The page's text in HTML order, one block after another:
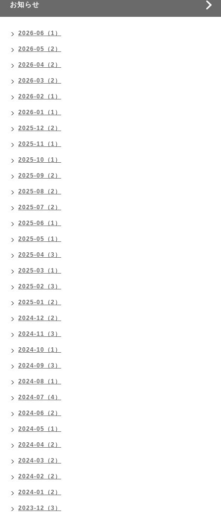
お知らせ
2026-06（1）
2026-05（2）
2026-04（2）
2026-03（2）
2026-02（1）
2026-01（1）
2025-12（2）
2025-11（1）
2025-10（1）
2025-09（2）
2025-08（2）
2025-07（2）
2025-06（1）
2025-05（1）
2025-04（3）
2025-03（1）
2025-02（3）
2025-01（2）
2024-12（2）
2024-11（3）
2024-10（1）
2024-09（3）
2024-08（1）
2024-07（4）
2024-06（2）
2024-05（1）
2024-04（2）
2024-03（2）
2024-02（2）
2024-01（2）
2023-12（3）